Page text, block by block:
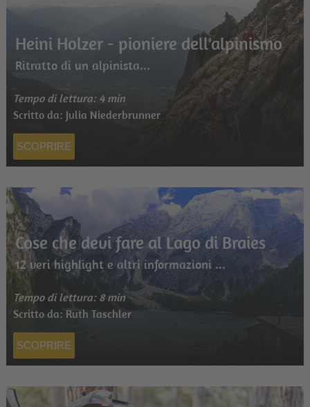
Heini Holzer - pioniere dell'alpinismo
Ritratto di un alpinista...
Tempo di lettura: 4 min
Scritto da: Julia Niederbrunner
SCOPRIRE
Cose che devi fare al Lago di Braies
12 veri highlight e altri informazioni ...
Tempo di lettura: 8 min
Scritto da: Ruth Taschler
SCOPRIRE